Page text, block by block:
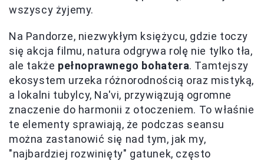
wszyscy żyjemy.
Na Pandorze, niezwykłym księżycu, gdzie toczy
się akcja filmu, natura odgrywa rolę nie tylko tła,
ale także pełnoprawnego bohatera. Tamtejszy
ekosystem urzeka różnorodnością oraz mistyką,
a lokalni tubylcy, Na'vi, przywiązują ogromne
znaczenie do harmonii z otoczeniem. To właśnie
te elementy sprawiają, że podczas seansu
można zastanowić się nad tym, jak my,
"najbardziej rozwinięty" gatunek, często